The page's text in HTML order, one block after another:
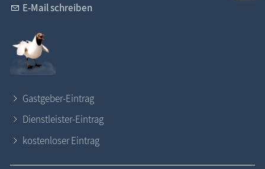
E-Mail schreiben
Gastgeber-Eintrag
Dienstleister-Eintrag
kostenloser Eintrag